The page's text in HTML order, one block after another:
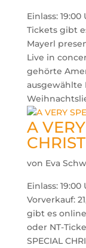
Einlass:
Tickets gibt
Mayerl
Live in
gehörte
ausgewählte
A
von Eva
Einlass:
Vorverkauf:
gibt es
oder NT-
SPECIAL